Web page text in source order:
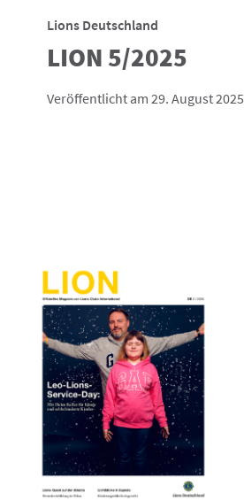
Lions Deutschland
LION 5/2025
Veröffentlicht am 29. August 2025